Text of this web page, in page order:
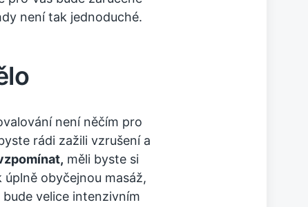
není tak jednoduché.
není něčím pro
rádi zažili vzrušení a
měli byste si
obyčejnou masáž,
velice intenzivním